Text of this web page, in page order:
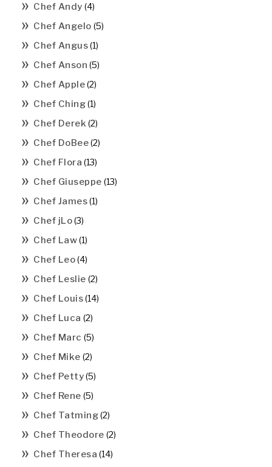
Chef Andy (4)
Chef Angelo (5)
Chef Angus(1)
Chef Anson (5)
Chef Apple(2)
Chef Ching(1)
Chef Derek (2)
Chef DoBee(2)
Chef Flora (13)
Chef Giuseppe (13)
Chef James(1)
Chef jLo(3)
Chef Law(1)
Chef Leo(4)
Chef Leslie (2)
Chef Louis(14)
Chef Luca (2)
Chef Marc (5)
Chef Mike (2)
Chef Petty(5)
Chef Rene (5)
Chef Tatming(2)
Chef Theodore (2)
Chef Theresa (14)